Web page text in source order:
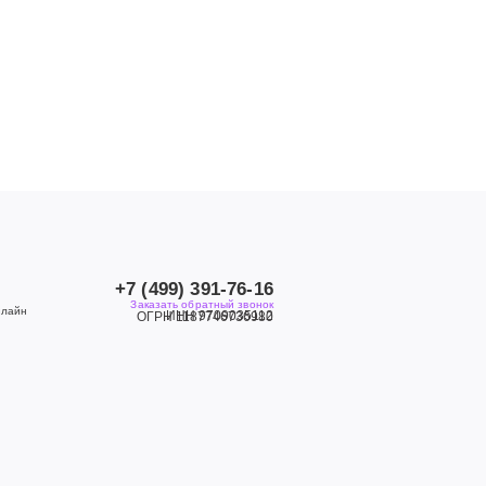
+7 (499) 391-76-16
Заказать обратный звонок
ИНН 9709035112
ОГРН 1187746736980